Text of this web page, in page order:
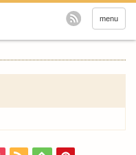
menu